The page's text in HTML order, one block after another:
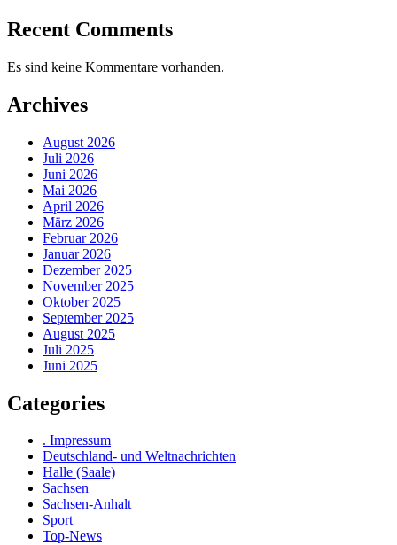
Recent Comments
Es sind keine Kommentare vorhanden.
Archives
August 2026
Juli 2026
Juni 2026
Mai 2026
April 2026
März 2026
Februar 2026
Januar 2026
Dezember 2025
November 2025
Oktober 2025
September 2025
August 2025
Juli 2025
Juni 2025
Categories
. Impressum
Deutschland- und Weltnachrichten
Halle (Saale)
Sachsen
Sachsen-Anhalt
Sport
Top-News